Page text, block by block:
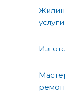
услуги